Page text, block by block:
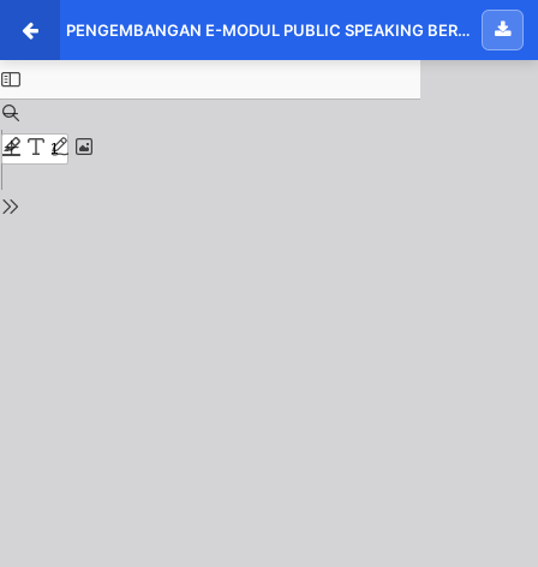
PENGEMBANGAN E-MODUL PUBLIC SPEAKING BERBASIS NILAI-NILAI KARAKTER SEBAGAI SUMBER BELAJAR MAHASISWA PADA UNIVERSITAS HANG TUAH PEKANBARU